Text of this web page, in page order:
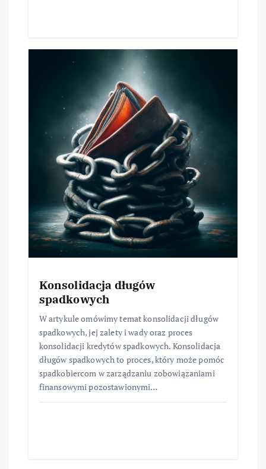
Konsolidacja długów
spadkowych
W artykule omówimy temat konsolidacji długów
spadkowych, jej zalety i wady oraz proces
konsolidacji kredytów spadkowych. Konsolidacja
długów spadkowych to proces, który może pomóc
spadkobiercom w zarządzaniu zobowiązaniami
finansowymi pozostawionymi…